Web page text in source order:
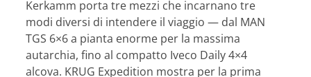
Kerkamm porta tre mezzi che incarnano tre
modi diversi di intendere il viaggio — dal MAN
TGS 6×6 a pianta enorme per la massima
autarchia, fino al compatto Iveco Daily 4×4
alcova. KRUG Expedition mostra per la prima